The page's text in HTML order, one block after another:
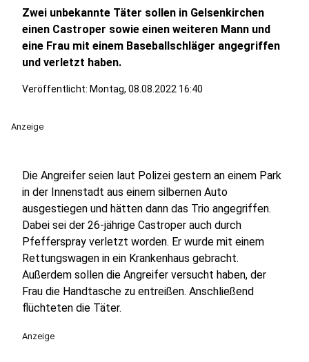
Zwei unbekannte Täter sollen in Gelsenkirchen
einen Castroper sowie einen weiteren Mann und
eine Frau mit einem Baseballschläger angegriffen
und verletzt haben.
Veröffentlicht: Montag, 08.08.2022 16:40
Anzeige
Die Angreifer seien laut Polizei gestern an einem Park
in der Innenstadt aus einem silbernen Auto
ausgestiegen und hätten dann das Trio angegriffen.
Dabei sei der 26-jährige Castroper auch durch
Pfefferspray verletzt worden. Er wurde mit einem
Rettungswagen in ein Krankenhaus gebracht.
Außerdem sollen die Angreifer versucht haben, der
Frau die Handtasche zu entreißen. Anschließend
flüchteten die Täter.
Anzeige